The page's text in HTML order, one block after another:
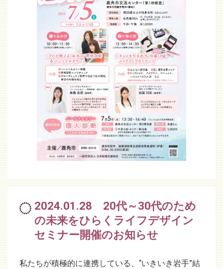
2024.01.28 20代～30代のため
の未来をひらくライフデザイン
セミナー開催のお知らせ
私たちが積極的に連携している、“いきいき岩手”結